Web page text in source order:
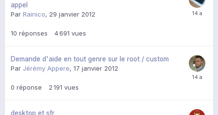
appel
Par Rainico, 29 janvier 2012
10 réponses 4 691 vues
Demande d'aide en tout genre sur le root / custom
Par Jérémy Appere, 17 janvier 2012
0 réponse 2 191 vues
desktop et sfr